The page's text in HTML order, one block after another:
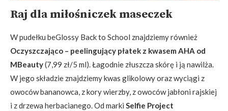
Raj dla miłośniczek maseczek
W pudełku beGlossy Back to School znajdziemy również
Oczyszczająco – peelingujący płatek z kwasem AHA od
MBeauty(7,99 zł/5 ml). Łagodnie złuszcza skórę i ją nawilża.
W jego składzie znajdziemy kwas glikolowy oraz wyciągi z
owoców bananowca, z kory wierzby, z owoców jabłoni rajskiej
i z drzewa herbacianego. Od marki Selfie Project